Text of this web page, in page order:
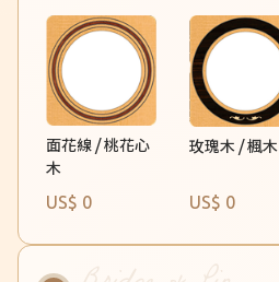
面花線 / 桃花心
木
US$ 0
玫瑰木 / 楓木
US$ 0